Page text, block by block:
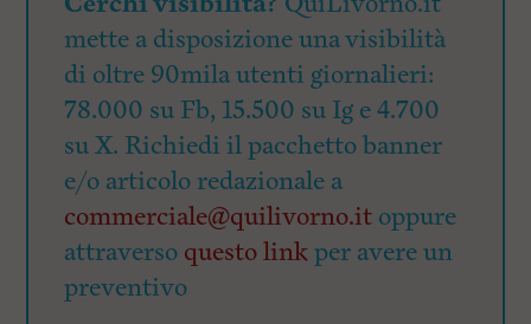
mette a disposizione una visibilità
di oltre 90mila utenti giornalieri:
78.000 su Fb, 15.500 su Ig e 4.700
su X. Richiedi il pacchetto banner
e/o articolo redazionale a
commerciale@quilivorno.it oppure
attraverso questo linkper avere un
preventivo